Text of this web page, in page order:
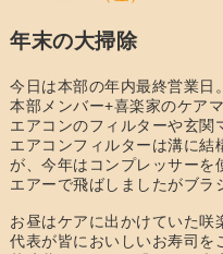
年末の大掃除
今日は本部の年内最終営業日。
本部メンバー+喜楽家のケア
エアコンのフィルターや玄関
エアコンフィルターは溝に結
が、今年はコンプレッサーを
エアーで飛ばしましたがブラ
お昼はケアに出かけていた咲
代表が皆においしいお寿司を